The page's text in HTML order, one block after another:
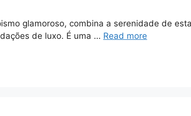
glamoroso, combina a serenidade de
de luxo. É uma … Read more